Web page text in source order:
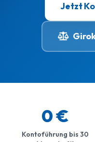
Jetzt
0 €
Kontoführung bis 30